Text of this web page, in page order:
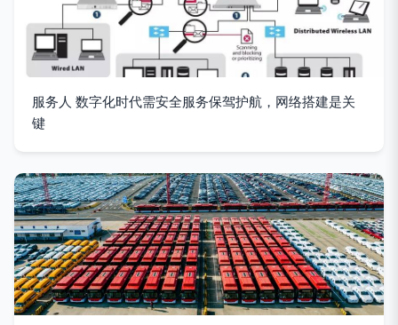
服务人 数字化时代需安全服务保驾护航，网络搭建是关
键